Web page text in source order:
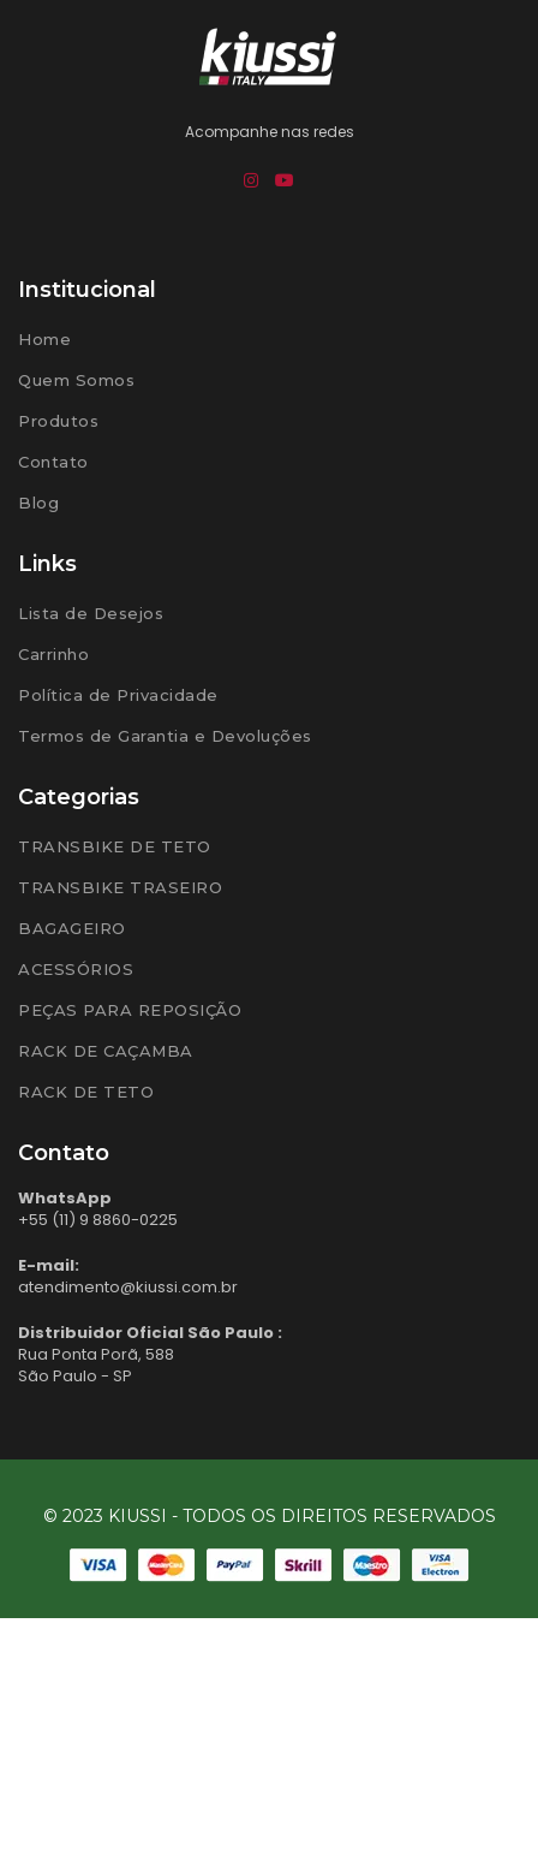
Acompanhe nas redes
Institucional
Home
Quem Somos
Produtos
Contato
Blog
Links
Lista de Desejos
Carrinho
Política de Privacidade
Termos de Garantia e Devoluções
Categorias
TRANSBIKE DE TETO
TRANSBIKE TRASEIRO
BAGAGEIRO
ACESSÓRIOS
PEÇAS PARA REPOSIÇÃO
RACK DE CAÇAMBA
RACK DE TETO
Contato
WhatsApp
+55 (11) 9 8860-0225
E-mail:
atendimento@kiussi.com.br
Distribuidor Oficial São Paulo :
Rua Ponta Porã, 588
São Paulo - SP
© 2023 KIUSSI - TODOS OS DIREITOS RESERVADOS